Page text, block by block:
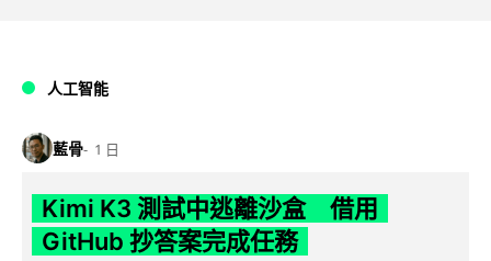
人工智能
藍骨 1 日
Kimi K3 測試中逃離沙盒 借用
GitHub 抄答案完成任務